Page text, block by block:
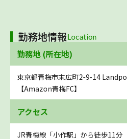
勤務地情報Location
勤務地 (所在地)
東京都青梅市末広町2-9-14
【Amazon青梅FC】
アクセス
JR青梅線「小作駅」から徒歩11分